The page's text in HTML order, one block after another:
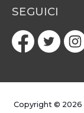
SEGUICI
Copyright © 2026